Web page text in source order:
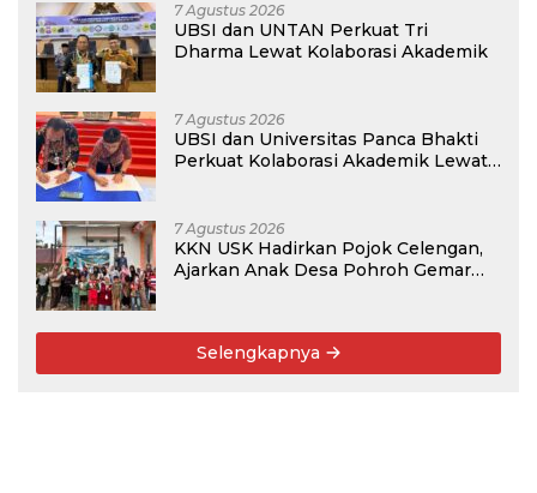
7 Agustus 2026
UBSI dan UNTAN Perkuat Tri
Dharma Lewat Kolaborasi Akademik
7 Agustus 2026
UBSI dan Universitas Panca Bhakti
Perkuat Kolaborasi Akademik Lewat
7 Agustus 2026
KKN USK Hadirkan Pojok Celengan,
Ajarkan Anak Desa Pohroh Gemar
Selengkapnya